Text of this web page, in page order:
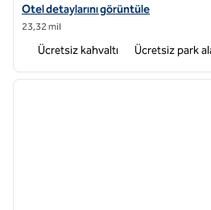
Homewood Suites by Hilton® Ajax,
Otel detaylarını görüntüle
23,32 mil
Ücretsiz kahvaltı Ücretsiz park
1 / 12